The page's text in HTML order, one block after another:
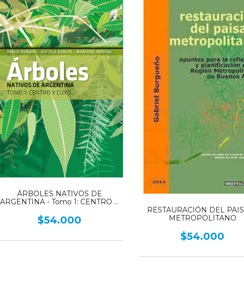
ÁRBOLES NATIVOS DE
ARGENTINA - Tomo 1: CENTRO Y
$54.000
RESTAURACIÓN DEL
METROPOLITANO
$54.000